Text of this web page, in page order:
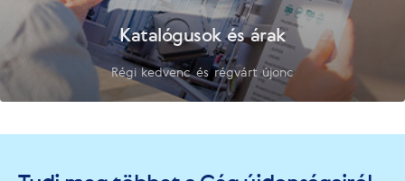
Katalógusok és árak
Régi kedvenc és régvárt újonc